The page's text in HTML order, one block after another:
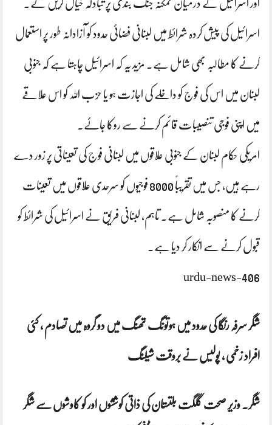
اور اسرائیل کے درمیان ممکنہ جنگ بندی پر تبادلہ خیال کریں گے۔
اسرائیل کی پیش کردہ شرائط میں لبنانی فضائی حدود کو آزادانہ طور پر استعمال
کرنے کا مطالبہ بھی شامل ہے۔ مزید یہ کہ اسرائیل چاہتا ہے کہ جنوبی
لبنان میں اس کی فوج کو داخلے کی اجازت ہو یا حزب اللہ کو اس علاقے
میں اپنی فوجی تنصیبات قائم کرنے سے روکا جائے۔
امریکی حکام لبنان کے جنوبی علاقوں میں لبنانی فوج کی تعیناتی پر زور دے
رہے ہیں، جس میں تقریباً 8000 فوجیوں کو سرحدی علاقوں میں تعینات
کرنے کا منصوبہ شامل ہے۔ تاہم، لبنانی فریق نے اسرائیل کی شرائط کو
قبول کرنے سے انکار کر دیا ہے۔
urdu-news-406
شگر سرفہ رنگا کی حدود میں ہوتونگ تھنگ میں دو گروہ میں تصادم ، کئی
افراد زخمی ، پولیس نے بروقت شیلنگ
شگر۔ وزیر صحت گلگت بلتستان کی ذاتی کوششوں اور کو کاوشوں سے شگر